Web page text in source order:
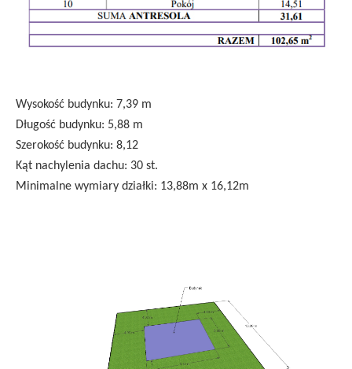
Wysokość budynku: 7,39 m
Długość budynku: 5,88 m
Szerokość budynku: 8,12
Kąt nachylenia dachu: 30 st.
Minimalne wymiary działki: 13,88m x 16,12m